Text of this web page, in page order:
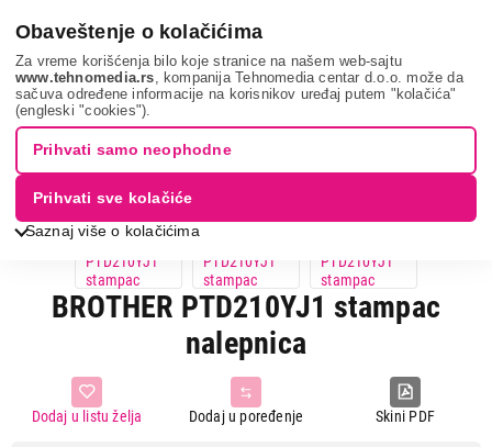
Obaveštenje o kolačićima
Za vreme korišćenja bilo koje stranice na našem web-sajtu
www.tehnomedia.rs , kompanija Tehnomedia centar d.o.o. može da
sačuva određene informacije na korisnikov uređaj putem "kolačića"
(engleski "cookies").
Saznaj više o kolačićima
Prihvati samo neophodne
Prihvati sve kolačiće
It & gaming Štampači Pos štampači Brother ptd210y...
BROTHER PTD210YJ1 stampac
nalepnica
Skini PDF
Dodaj u poređenje
Dodaj u listu želja